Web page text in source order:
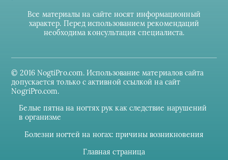
Все материалы на сайте носят информационный
характер. Перед использованием рекомендаций
необходима консультация специалиста.
© 2016 NogtiPro.com. Использование материалов сайта
допускается только с активной ссылкой на сайт
NogriPro.com.
Белые пятна на ногтях рук как следствие нарушений
в организме
Болезни ногтей на ногах: причины возникновения
Главная страница